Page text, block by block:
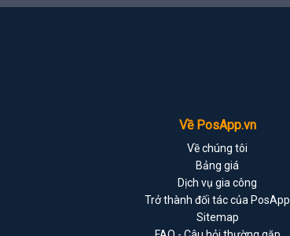
Về PosApp.vn
Về chúng tôi
Bảng giá
Dịch vụ gia công
Trở thành đối tác của PosApp
Sitemap